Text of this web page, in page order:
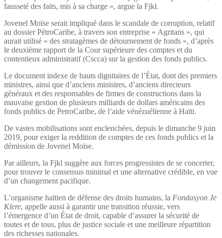
fausseté des faits, mis à sa charge », argue la Fjkl.
Jovenel Moïse serait impliqué dans le scandale de corruption, relatif
au dossier PétroCaribe, à travers son entreprise « Agritans », qui
aurait utilisé « des stratagèmes de détournement de fonds », d’après
le deuxième rapport de la Cour supérieure des comptes et du
contentieux administratif (Cscca) sur la gestion des fonds publics.
Le document indexe de hauts dignitaires de l’État, dont des premiers
ministres, ainsi que d’anciens ministres, d’anciens directeurs
généraux et des responsables de firmes de constructions dans la
mauvaise gestion de plusieurs milliards de dollars américains des
fonds publics de PetroCaribe, de l’aide vénézuélienne à Haïti.
De vastes mobilisations sont enclenchées, depuis le dimanche 9 juin
2019, pour exiger la reddition de comptes de ces fonds publics et la
démission de Jovenel Moïse.
Par ailleurs, la Fjkl suggère aux forces progressistes de se concerter,
pour trouver le consensus minimal et une alternative crédible, en vue
d’un changement pacifique.
L’organisme haïtien de défense des droits humains, la Fondasyon Je
Klere, appelle aussi à garantir une transition réussie, vers
l’émergence d’un État de droit, capable d’assurer la sécurité de
toutes et de tous, plus de justice sociale et une meilleure répartition
des richesses nationales.